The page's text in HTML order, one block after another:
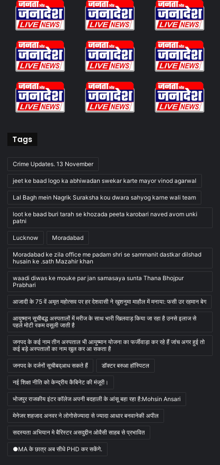
Tags
Crime Updates. 13 November
jeet ke baad logo ka abhiwadan swekar karte mayor vinod agarwal
Lal Bagh mein Nagrik Suraksha kou dwara sahyog karne wali team
loot ke baad buri tarah se khozada peeta karobari naved avom unki
patni
Lucknow Moradabad
Moradabad ke zila office me padam shri se sammanit dastkar dilshad
husain ke .sath Mazahir khan
waadi diwas ke mouke par jan samasaya sunta Thana Bhojpur
Prabhari
आजादी के 75 वें अमृत महोत्सव पर हर देशवासी ने खुशनुमा माहौल में मनाया: फसी उर रहमान बेग
आयुष्मान सूचीबद्ध अस्पतालों में मरीज के साथ भारी खिलवाड़ किया जा रहा है उनसे इलाज से
पहले मोटी रकम वसूली जाती है
जनपद के कई नाम तीन अस्पताल भी आयुष्मान योजना का फर्जीवाड़ा कर रहे हैं जांच अगर हुई तो
कई बड़े अस्पतालों का नाम खुल कर आ सकता है
जनपद के दर्जनों सूचीबद्आध सकते हैं डॉक्टर बरुआ हॉस्पिटल
नई शिक्षा नीति को केन्द्रीय कैबिनेट की मंजूरी।
भोजपुर राजकीय इंटर कॉलेज अपनी बदहाली के आंसू बहा रहा है:Mohsin Ansari
मेनेजर शहजाद अनवर ने लोगोसेज्यादा से ज्यादा आधार बनवानेकी अपील
सदस्यता अभियान मे बैरिस्टर असदुद्दीन ओवैसी साहब से प्रभावित
●MA के छात्र अब सीधे PHD कर सकेंगे.